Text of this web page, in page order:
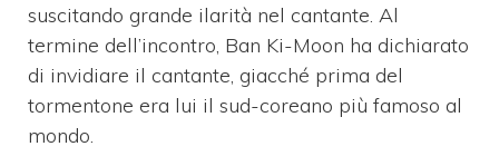
suscitando grande ilarità nel cantante. Al
termine dell’incontro, Ban Ki-Moon ha dichiarato
di invidiare il cantante, giacché prima del
tormentone era lui il sud-coreano più famoso al
mondo.